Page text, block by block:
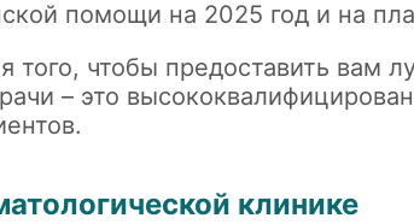
помощи на 2025 год и на
чтобы предоставить вам
– это
клинике